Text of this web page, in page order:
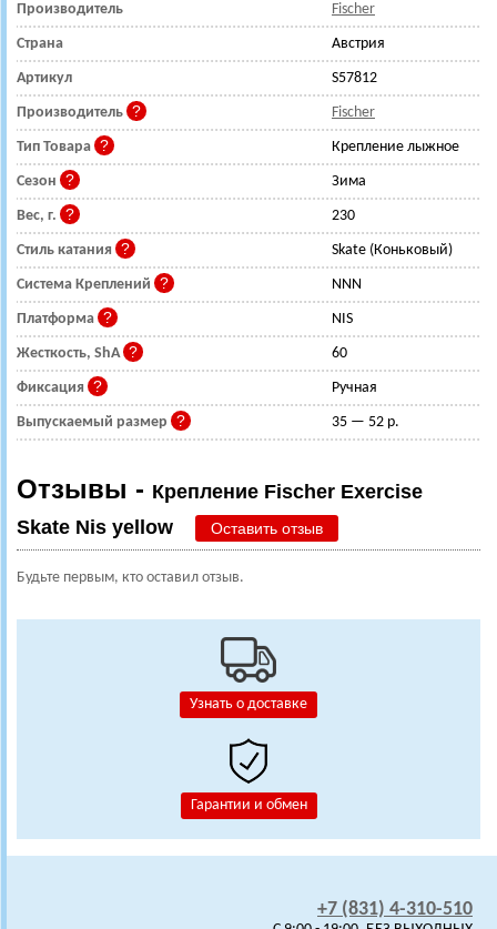
Узнать о доставке
Гарантии и обмен
Производитель Fischer
Страна Австрия
Артикул S57812
Производитель Fischer
Тип Товара Крепление лыжное
Сезон Зима
Вес, г. 230
Стиль катания Skate (Коньковый)
Система Креплений NNN
Платформа NIS
Жесткость, ShA 60
Фиксация Ручная
Выпускаемый размер 35 — 52 р.
Отзывы - Крепление Fischer Exercise
Skate Nis yellow
Оставить отзыв
Будьте первым, кто оставил отзыв.
+7 (831) 4-310-510